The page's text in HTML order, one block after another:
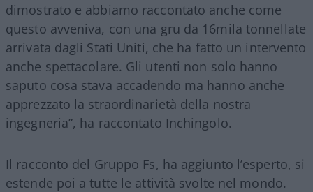
dimostrato e abbiamo raccontato anche come
questo avveniva, con una gru da 16mila tonnellate
arrivata dagli Stati Uniti, che ha fatto un intervento
anche spettacolare. Gli utenti non solo hanno
saputo cosa stava accadendo ma hanno anche
apprezzato la straordinarietà della nostra
ingegneria”, ha raccontato Inchingolo.
Il racconto del Gruppo Fs, ha aggiunto l’esperto, si
estende poi a tutte le attività svolte nel mondo.